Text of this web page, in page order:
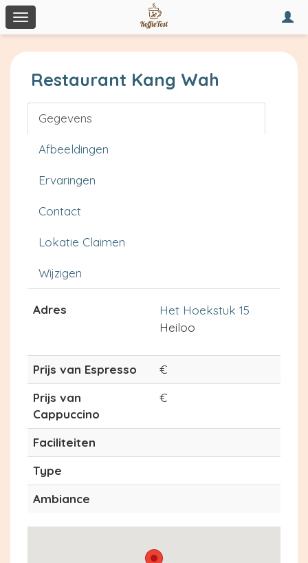
Toggle
navigation
Restaurant Kang Wah
Gegevens
Afbeeldingen
Ervaringen
Contact
Lokatie Claimen
Wijzigen
Adres
Het Hoekstuk 15
Heiloo
Prijs van Espresso
€
Prijs van
Cappuccino
€
Faciliteiten
Type
Ambiance